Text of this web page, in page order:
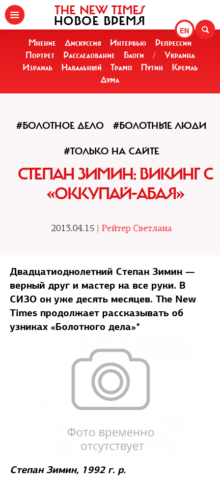
EN
THE NEW TIMES
НОВОЕ ВРЕМЯ
Мнение Дискуссия Интервью
Репрессии
Портрет
Расследование Блоги /
Украина
Израиль
Навальный Трамп Путин
Кремль
Дума
#БОЛОТНОЕ ДЕЛО #БОЛОТНЫЕ ЛЮДИ
#ТОЛЬКО НА САЙТЕ
СТЕПАН ЗИМИН: ВИКИНГ С
«ОККУПАЙ-АБАЯ»
2013.04.15 | Рейтер Светлана
Двадцатиоднолетний Степан Зимин —
верный друг и мастер на все руки. В
СИЗО он уже десять месяцев. The New
Times продолжает рассказывать об
узниках «Болотного дела»*
Степан Зимин, 1992 г. р.